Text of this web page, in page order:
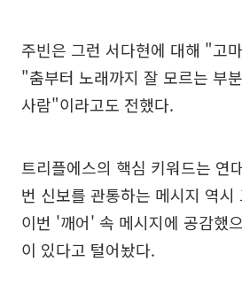
주빈은 그런 서다현에 대해 "고
"춤부터 노래까지 잘 모르는 부
사람"이라고도 전했다.
트리플에스의 핵심 키워드는 연
번 신보를 관통하는 메시지 역시
이번 '깨어' 속 메시지에 공감했
이 있다고 털어놨다.